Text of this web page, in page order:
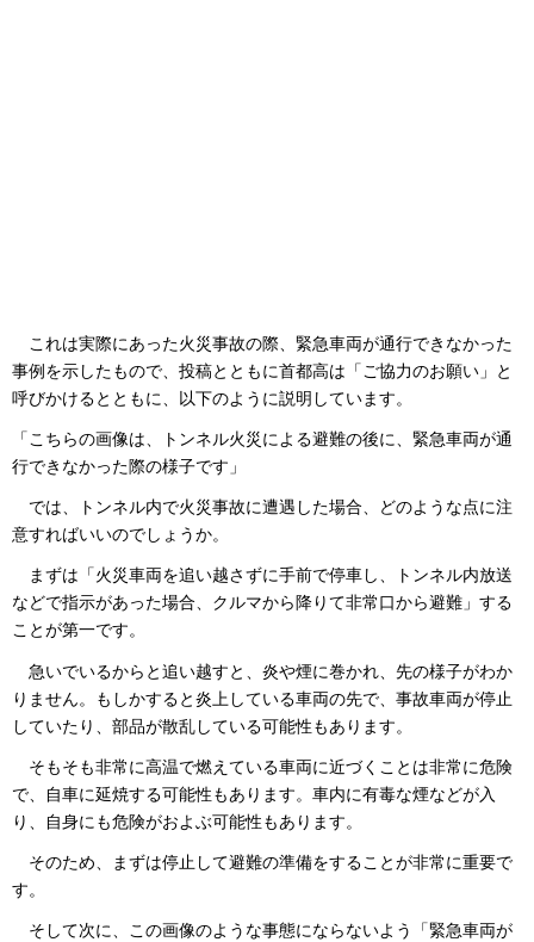
これは実際にあった火災事故の際、緊急車両が通行できなかった
事例を示したもので、投稿とともに首都高は「ご協力のお願い」と
呼びかけるとともに、以下のように説明しています。
「こちらの画像は、トンネル火災による避難の後に、緊急車両が通
行できなかった際の様子です」
では、トンネル内で火災事故に遭遇した場合、どのような点に注
意すればいいのでしょうか。
まずは「火災車両を追い越さずに手前で停車し、トンネル内放送
などで指示があった場合、クルマから降りて非常口から避難」する
ことが第一です。
急いでいるからと追い越すと、炎や煙に巻かれ、先の様子がわか
りません。もしかすると炎上している車両の先で、事故車両が停止
していたり、部品が散乱している可能性もあります。
そもそも非常に高温で燃えている車両に近づくことは非常に危険
で、自車に延焼する可能性もあります。車内に有毒な煙などが入
り、自身にも危険がおよぶ可能性もあります。
そのため、まずは停止して避難の準備をすることが非常に重要で
す。
そして次に、この画像のような事態にならないよう「緊急車両が